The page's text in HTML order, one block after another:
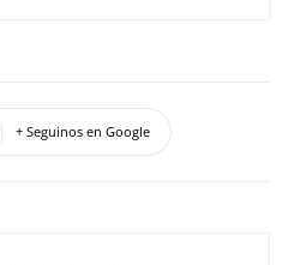
+ Seguinos en Google